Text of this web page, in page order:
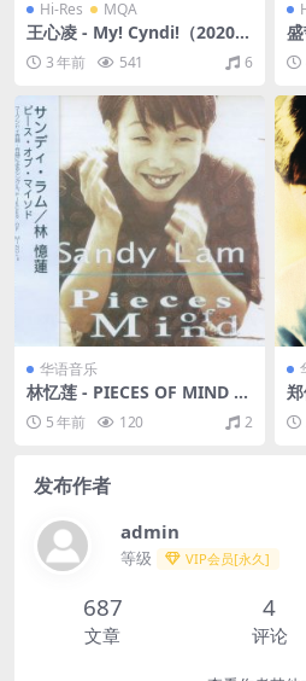
Hi-Res MQA
王心凌 - My! Cyndi!（2020/F
LAC/分轨/0.99G）(MQA/24
bit/48kHz)
3 年前 541 6
it/
华语音乐
林忆莲 - PIECES OF MIND 日
本版 1995（WAV+CUE/整轨/
366M）
5 年前 120 2
发布作者
admin
等级 VIP会员[永久]
687
文章
4
评论